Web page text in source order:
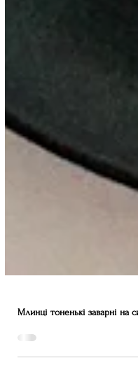
Млинці тоненькі заварні на